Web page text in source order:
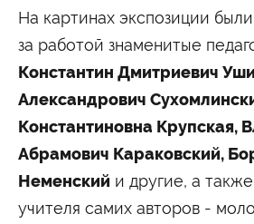
Российской Федерации
Министерство просвещения
Федерации
Сведения об образовательной
На картинах экспозиции
за работой знаменитые
Константин Дмитриевич
Александрович
Константиновна Крупская,
Абрамович Караковский,
Неменский и другие, а
учителя самих авторов -